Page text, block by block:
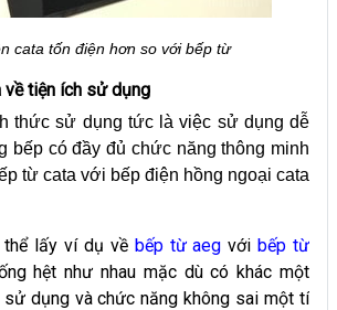
cata tốn điện hơn so với bếp từ
về tiện ích sử dụng
thức sử dụng tức là việc sử dụng dễ
bếp có đầy đủ chức năng thông minh
từ cata với bếp điện hồng ngoại cata
lấy ví dụ về bếp từ aeg với bếp từ
hệt như nhau mặc dù có khác một
sử dụng và chức năng không sai một tí